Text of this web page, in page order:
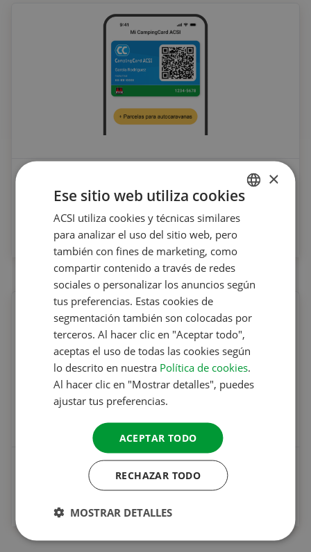
Autocaravanas
27.95 €
CampingCard ACSI
21.95 €
DUTCH
ENGLISH
GERMAN
DANISH
SPANISH
SWEDISH
×
Ese sitio web utiliza cookies
ACSI utiliza cookies y técnicas similares
para analizar el uso del sitio web, pero
también con fines de marketing, como
compartir contenido a través de redes
sociales o personalizar los anuncios según
tus preferencias. Estas cookies de
segmentación también son colocadas por
terceros. Al hacer clic en "Aceptar todo",
aceptas el uso de todas las cookies según
lo descrito en nuestra Política de cookies.
Al hacer clic en "Mostrar detalles", puedes
ajustar tus preferencias.
ACEPTAR TODO
RECHAZAR TODO
MOSTRAR DETALLES